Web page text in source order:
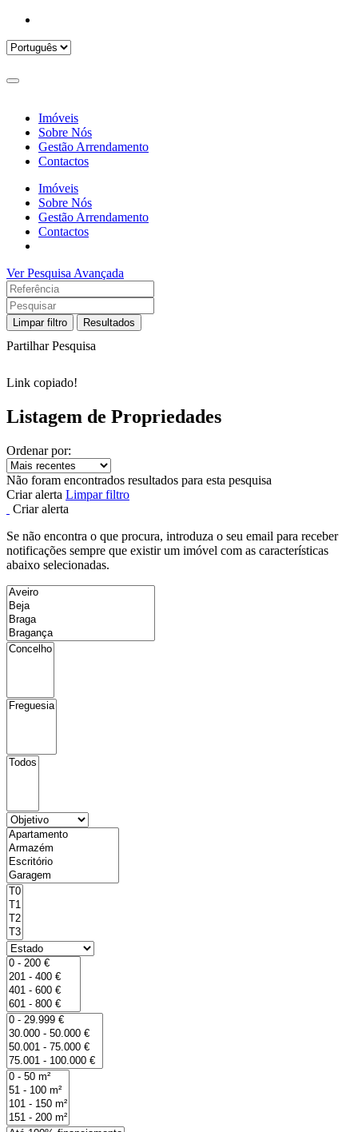
Imóveis
Sobre Nós
Gestão Arrendamento
Contactos
Imóveis
Sobre Nós
Gestão Arrendamento
Contactos
Ver Pesquisa Avançada
Limpar filtro Resultados
Partilhar Pesquisa
Link copiado!
Listagem de Propriedades
Ordenar por:
Não foram encontrados resultados para esta pesquisa
Criar alerta Limpar filtro
Criar alerta
Se não encontra o que procura, introduza o seu email para receber
notificações sempre que existir um imóvel com as características
abaixo selecionadas.